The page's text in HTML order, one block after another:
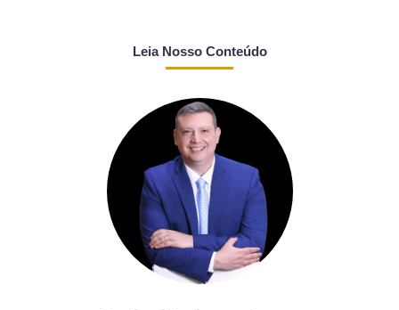
Leia Nosso Conteúdo